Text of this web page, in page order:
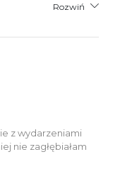
Rozwiń
z wydarzeniami
nie zagłębiałam